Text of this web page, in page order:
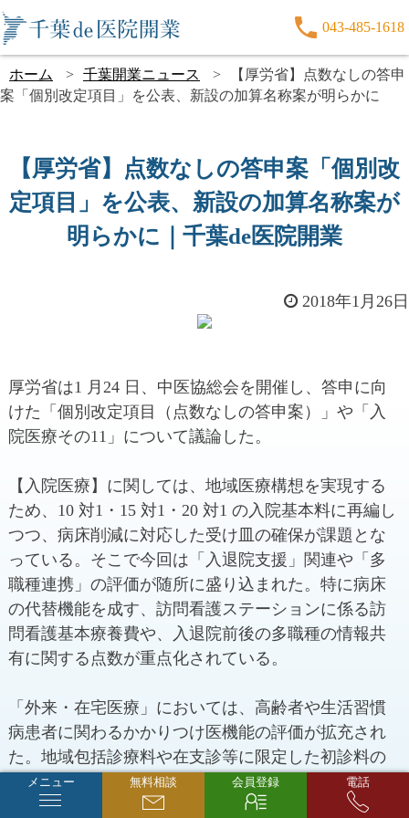
043-485-1618
ホーム 千葉開業ニュース
【厚労省】点数なしの答申
案「個別改定項目」を公表、新設の加算名称案が明らかに
【厚労省】点数なしの答申案「個別改
定項目」を公表、新設の加算名称案が
明らかに｜千葉de医院開業
2018年1月26日
厚労省は1 月24 日、中医協総会を開催し、答申に向
けた「個別改定項目（点数なしの答申案）」や「入
院医療その11」について議論した。
【入院医療】に関しては、地域医療構想を実現する
ため、10 対1・15 対1・20 対1 の入院基本料に再編し
つつ、病床削減に対応した受け皿の確保が課題とな
っている。そこで今回は「入退院支援」関連や「多
職種連携」の評価が随所に盛り込まれた。特に病床
の代替機能を成す、訪問看護ステーションに係る訪
問看護基本療養費や、入退院前後の多職種の情報共
有に関する点数が重点化されている。
「外来・在宅医療」においては、高齢者や生活習慣
病患者に関わるかかりつけ医機能の評価が拡充され
た。地域包括診療料や在支診等に限定した初診料の
加算として「機能強化加算」が新設される。このほ
か、地域包括診療料に係る在宅患者に対する 24 時間
メニュー 無料相談 会員登録 電話